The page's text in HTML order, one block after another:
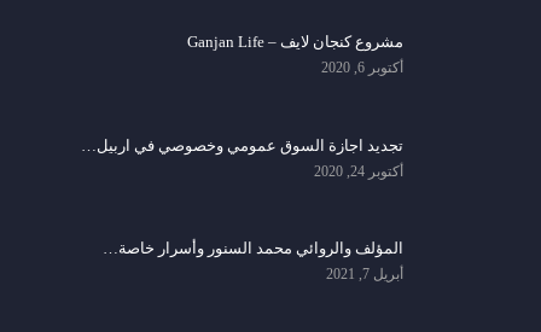
مشروع كنجان لايف – Ganjan Life
أكتوبر 6, 2020
تجديد اجازة السوق عمومي وخصوصي في اربيل…
أكتوبر 24, 2020
المؤلف والروائي محمد السنور وأسرار خاصة…
أبريل 7, 2021